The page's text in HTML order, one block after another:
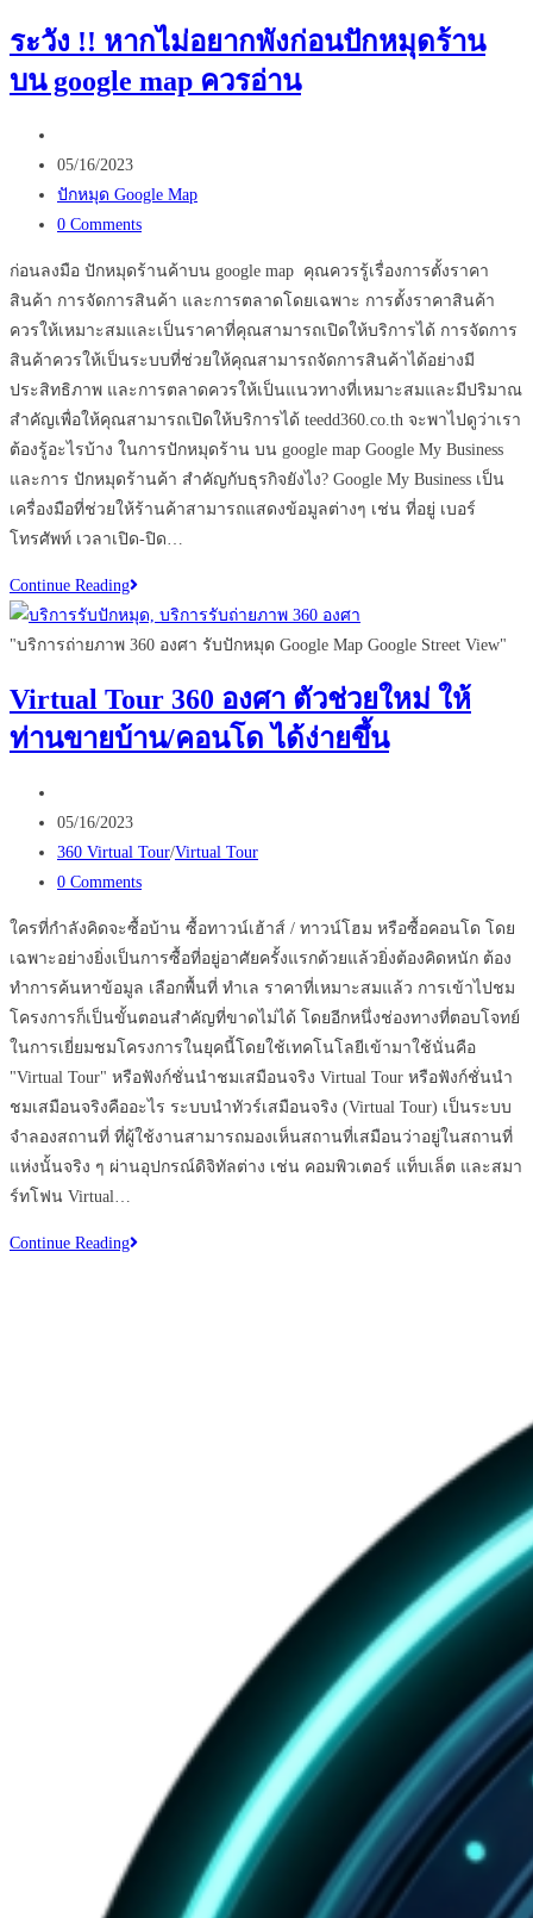
คือ
อะไร
อย่างไร
ไป
ดู
ระวัง !! หากไม่อยากพังก่อนปักหมุดร้าน
บน google map ควรอ่าน
author:
Post
published:
05/16/2023
Post
category:
ปักหมุด Google Map
Post
0 Comments
ก่อนลงมือ ปักหมุดร้านค้าบน google map คุณควรรู้เรื่องการตั้งราคา
สินค้า การจัดการสินค้า และการตลาดโดยเฉพาะ การตั้งราคาสินค้า
ควรให้เหมาะสมและเป็นราคาที่คุณสามารถเปิดให้บริการได้ การจัดการ
สินค้าควรให้เป็นระบบที่ช่วยให้คุณสามารถจัดการสินค้าได้อย่างมี
ประสิทธิภาพ และการตลาดควรให้เป็นแนวทางที่เหมาะสมและมีปริมาณ
สำคัญเพื่อให้คุณสามารถเปิดให้บริการได้ teedd360.co.th จะพาไปดูว่าเรา
ต้องรู้อะไรบ้าง ในการปักหมุดร้าน บน google map Google My Business
และการ ปักหมุดร้านค้า สำคัญกับธุรกิจยังไง? Google My Business เป็น
เครื่องมือที่ช่วยให้ร้านค้าสามารถแสดงข้อมูลต่างๆ เช่น ที่อยู่ เบอร์
โทรศัพท์ เวลาเปิด-ปิด…
Continue Readingระวัง
!!
หาก
อยาก
พัง
หมุด
ร้าน
บน
google
อ่าน
"บริการถ่ายภาพ 360 องศา รับปักหมุด Google Map Google Street View"
Virtual Tour 360 องศา ตัวช่วยใหม่ ให้
ท่านขายบ้าน/คอนโด ได้ง่ายขึ้น
author:
Post
published:
05/16/2023
Post
category:
360 Virtual Tour/Virtual Tour
Post
0 Comments
ใครที่กำลังคิดจะซื้อบ้าน ซื้อทาวน์เฮ้าส์ / ทาวน์โฮม หรือซื้อคอนโด โดย
เฉพาะอย่างยิ่งเป็นการซื้อที่อยู่อาศัยครั้งแรกด้วยแล้วยิ่งต้องคิดหนัก ต้อง
ทำการค้นหาข้อมูล เลือกพื้นที่ ทำเล ราคาที่เหมาะสมแล้ว การเข้าไปชม
โครงการก็เป็นขั้นตอนสำคัญที่ขาดไม่ได้ โดยอีกหนึ่งช่องทางที่ตอบโจทย์
ในการเยี่ยมชมโครงการในยุคนี้โดยใช้เทคโนโลยีเข้ามาใช้นั่นคือ
"Virtual Tour" หรือฟังก์ชั่นนำชมเสมือนจริง Virtual Tour หรือฟังก์ชั่นนำ
ชมเสมือนจริงคืออะไร ระบบนำทัวร์เสมือนจริง (Virtual Tour) เป็นระบบ
จำลองสถานที่ ที่ผู้ใช้งานสามารถมองเห็นสถานที่เสมือนว่าอยู่ในสถานที่
แห่งนั้นจริง ๆ ผ่านอุปกรณ์ดิจิทัลต่าง เช่น คอมพิวเตอร์ แท็บเล็ต และสมา
ร์ทโฟน Virtual…
Continue ReadingVirtual